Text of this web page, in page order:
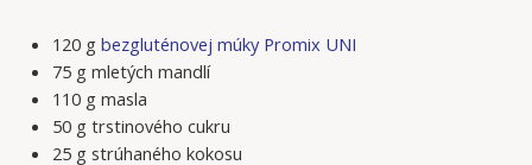
120 g bezgluténovej múky Promix UNI
75 g mletých mandlí
110 g masla
50 g trstinového cukru
25 g strúhaného kokosu